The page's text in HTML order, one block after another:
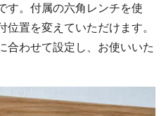
す。付属の六角レンチを使
置を変えていただけます。
合わせて設定し、お使いいた